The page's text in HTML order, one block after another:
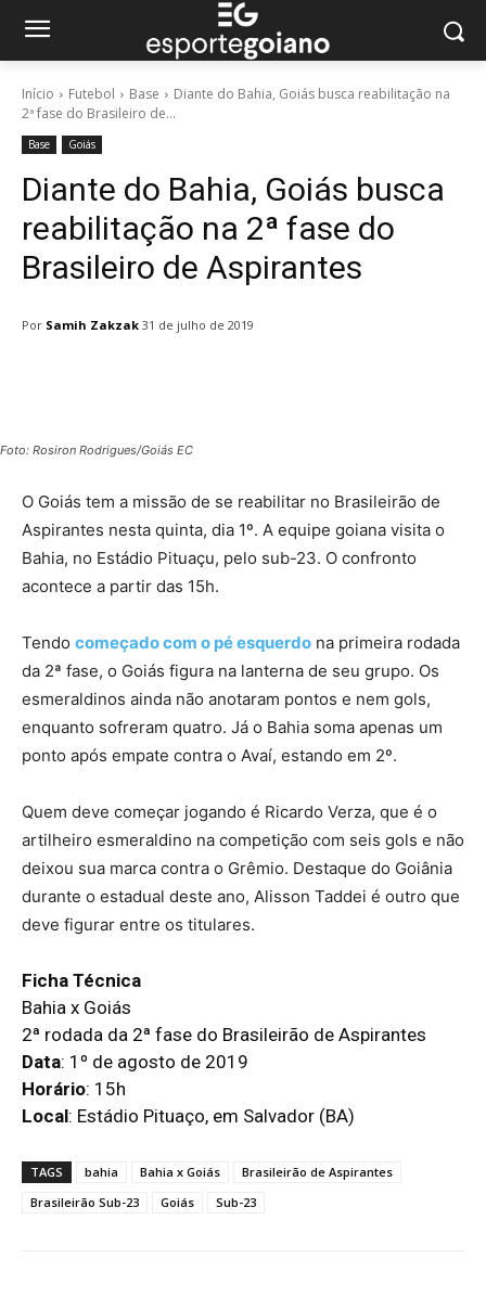
Início Futebol Base
Diante do Bahia, Goiás busca reabilitação na
2ª fase do Brasileiro de...
Base Goiás
Diante do Bahia, Goiás busca
reabilitação na 2ª fase do
Brasileiro de Aspirantes
Por Samih Zakzak 31 de julho de 2019
Foto: Rosiron Rodrigues/Goiás EC
O Goiás tem a missão de se reabilitar no Brasileirão de
Aspirantes nesta quinta, dia 1º. A equipe goiana visita o
Bahia, no Estádio Pituaçu, pelo sub-23. O confronto
acontece a partir das 15h.
Tendo começado com o pé esquerdo na primeira rodada
da 2ª fase, o Goiás figura na lanterna de seu grupo. Os
esmeraldinos ainda não anotaram pontos e nem gols,
enquanto sofreram quatro. Já o Bahia soma apenas um
ponto após empate contra o Avaí, estando em 2º.
Quem deve começar jogando é Ricardo Verza, que é o
artilheiro esmeraldino na competição com seis gols e não
deixou sua marca contra o Grêmio. Destaque do Goiânia
durante o estadual deste ano, Alisson Taddei é outro que
deve figurar entre os titulares.
Ficha Técnica
Bahia x Goiás
2ª rodada da 2ª fase do Brasileirão de Aspirantes
Data: 1º de agosto de 2019
Horário: 15h
Local: Estádio Pituaço, em Salvador (BA)
TAGS bahia Bahia x Goiás
Brasileirão de Aspirantes
Brasileirão Sub-23
Goiás Sub-23